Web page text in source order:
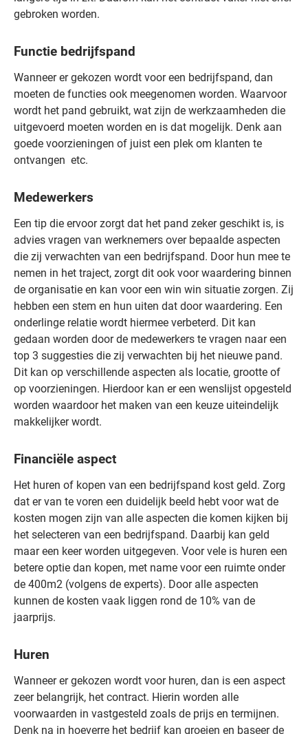
gebroken worden.
Functie bedrijfspand
Wanneer er gekozen wordt voor een bedrijfspand, dan
moeten de functies ook meegenomen worden. Waarvoor
wordt het pand gebruikt, wat zijn de werkzaamheden die
uitgevoerd moeten worden en is dat mogelijk. Denk aan
goede voorzieningen of juist een plek om klanten te
ontvangen etc.
Medewerkers
Een tip die ervoor zorgt dat het pand zeker geschikt is, is
advies vragen van werknemers over bepaalde aspecten
die zij verwachten van een bedrijfspand. Door hun mee te
nemen in het traject, zorgt dit ook voor waardering binnen
de organisatie en kan voor een win win situatie zorgen. Zij
hebben een stem en hun uiten dat door waardering. Een
onderlinge relatie wordt hiermee verbeterd. Dit kan
gedaan worden door de medewerkers te vragen naar een
top 3 suggesties die zij verwachten bij het nieuwe pand.
Dit kan op verschillende aspecten als locatie, grootte of
op voorzieningen. Hierdoor kan er een wenslijst opgesteld
worden waardoor het maken van een keuze uiteindelijk
makkelijker wordt.
Financiële aspect
Het huren of kopen van een bedrijfspand kost geld. Zorg
dat er van te voren een duidelijk beeld hebt voor wat de
kosten mogen zijn van alle aspecten die komen kijken bij
het selecteren van een bedrijfspand. Daarbij kan geld
maar een keer worden uitgegeven. Voor vele is huren een
betere optie dan kopen, met name voor een ruimte onder
de 400m2 (volgens de experts). Door alle aspecten
kunnen de kosten vaak liggen rond de 10% van de
jaarprijs.
Huren
Wanneer er gekozen wordt voor huren, dan is een aspect
zeer belangrijk, het contract. Hierin worden alle
voorwaarden in vastgesteld zoals de prijs en termijnen.
Denk na in hoeverre het bedrijf kan groeien en baseer de